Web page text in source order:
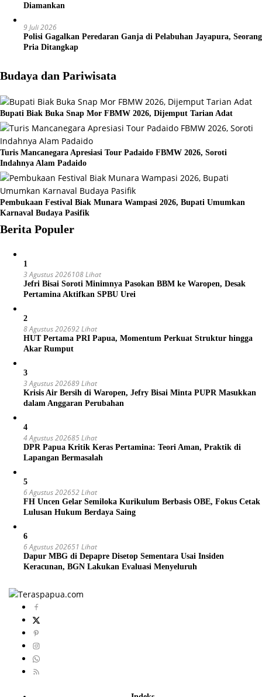
Diamankan
9 Juli 2026
Polisi Gagalkan Peredaran Ganja di Pelabuhan Jayapura, Seorang
Pria Ditangkap
Budaya dan Pariwisata
Bupati Biak Buka Snap Mor FBMW 2026, Dijemput Tarian Adat
Turis Mancanegara Apresiasi Tour Padaido FBMW 2026, Soroti
Indahnya Alam Padaido
Pembukaan Festival Biak Munara Wampasi 2026, Bupati Umumkan
Karnaval Budaya Pasifik
Berita Populer
1
3 Agustus 2026108 Lihat
Jefri Bisai Soroti Minimnya Pasokan BBM ke Waropen, Desak
Pertamina Aktifkan SPBU Urei
2
8 Agustus 202692 Lihat
HUT Pertama PRI Papua, Momentum Perkuat Struktur hingga
Akar Rumput
3
3 Agustus 202689 Lihat
Krisis Air Bersih di Waropen, Jefry Bisai Minta PUPR Masukkan
dalam Anggaran Perubahan
4
4 Agustus 202685 Lihat
DPR Papua Kritik Keras Pertamina: Teori Aman, Praktik di
Lapangan Bermasalah
5
6 Agustus 202652 Lihat
FH Uncen Gelar Semiloka Kurikulum Berbasis OBE, Fokus Cetak
Lulusan Hukum Berdaya Saing
6
6 Agustus 202651 Lihat
Dapur MBG di Depapre Disetop Sementara Usai Insiden
Keracunan, BGN Lakukan Evaluasi Menyeluruh